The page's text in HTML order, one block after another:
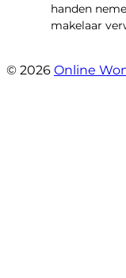
handen
makelaar
© 2026 Online